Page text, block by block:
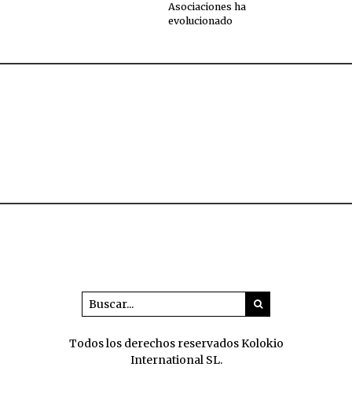
Asociaciones ha
evolucionado
Todos los derechos reservados Kolokio
International SL.